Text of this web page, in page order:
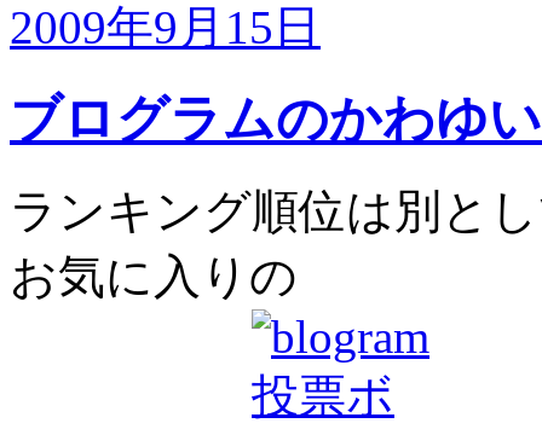
2009年9月15日
ブログラムのかわゆ
ランキング順位は別と
お気に入りの